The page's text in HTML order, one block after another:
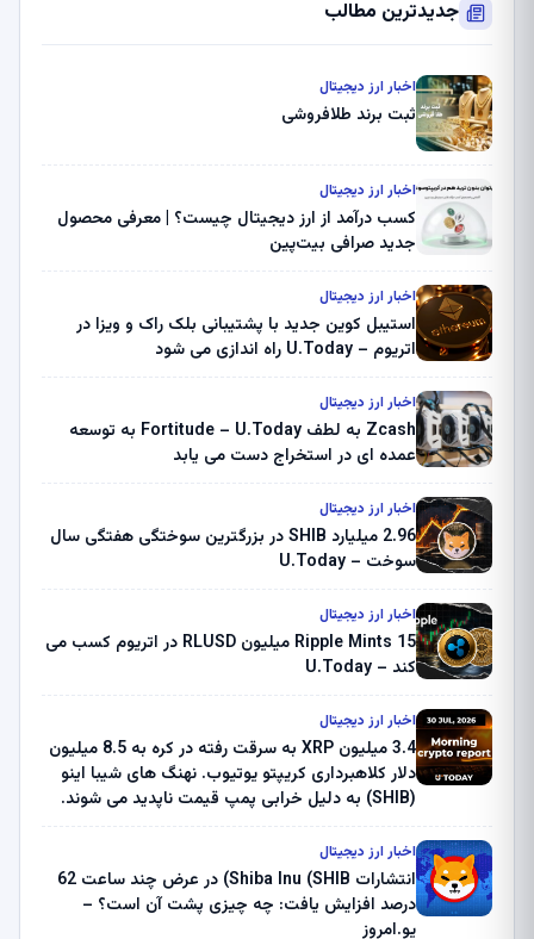
جدیدترین مطالب
اخبار ارز دیجیتال
ثبت برند طلافروشی
اخبار ارز دیجیتال
کسب درآمد از ارز دیجیتال چیست؟ | معرفی محصول
جدید صرافی بیت‌پین
اخبار ارز دیجیتال
استیبل کوین جدید با پشتیبانی بلک راک و ویزا در
اتریوم – U.Today راه اندازی می شود
اخبار ارز دیجیتال
Zcash به لطف Fortitude – U.Today به توسعه
عمده ای در استخراج دست می یابد
اخبار ارز دیجیتال
2.96 میلیارد SHIB در بزرگترین سوختگی هفتگی سال
سوخت – U.Today
اخبار ارز دیجیتال
Ripple Mints 15 میلیون RLUSD در اتریوم کسب می
کند – U.Today
اخبار ارز دیجیتال
3.4 میلیون XRP به سرقت رفته در کره به 8.5 میلیون
دلار کلاهبرداری کریپتو یوتیوب. نهنگ های شیبا اینو
(SHIB) به دلیل خرابی پمپ قیمت ناپدید می شوند.
ثبت کرد – گزارش کریپتو صبح – U.Today
اخبار ارز دیجیتال
انتشارات Shiba Inu (SHIB) در عرض چند ساعت 62
درصد افزایش یافت: چه چیزی پشت آن است؟ –
یو.امروز